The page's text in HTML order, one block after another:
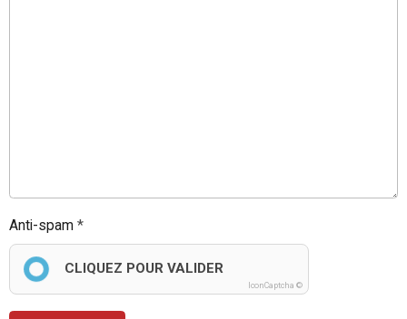
Anti-spam
CLIQUEZ POUR VALIDER
IconCaptcha ©